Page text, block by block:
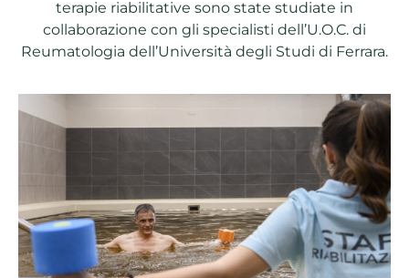
terapie riabilitative sono state studiate in
collaborazione con gli specialisti dell’U.O.C. di
Reumatologia dell’Università degli Studi di Ferrara.